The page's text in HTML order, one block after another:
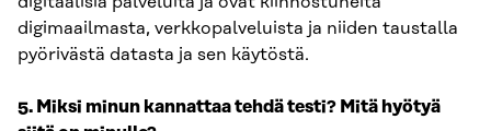
digimaailmasta, verkkopalveluista ja niiden taustalla
pyörivästä datasta ja sen käytöstä.
5. Miksi minun kannattaa tehdä testi? Mitä hyötyä